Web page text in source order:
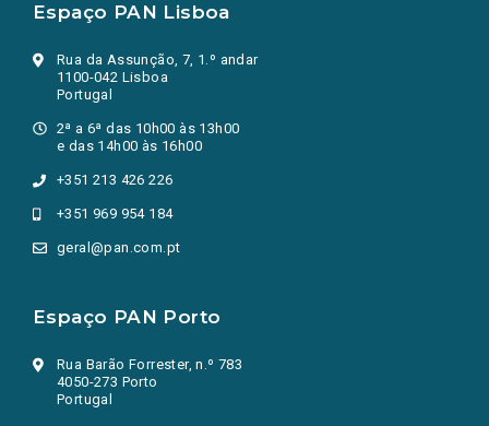
Espaço PAN Lisboa
Rua da Assunção, 7, 1.º andar
1100-042 Lisboa
Portugal
2ª a 6ª das 10h00 às 13h00
e das 14h00 às 16h00
+351 213 426 226
+351 969 954 184
geral@pan.com.pt
Espaço PAN Porto
Rua Barão Forrester, n.º 783
4050-273 Porto
Portugal